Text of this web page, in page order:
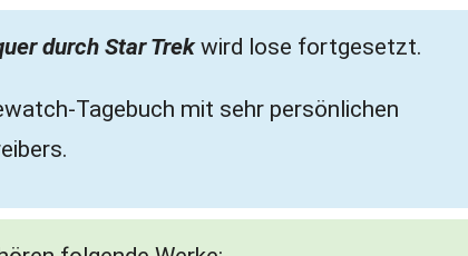
durch Star Trekwird lose fortgesetzt.
Tagebuch mit sehr persönlichen